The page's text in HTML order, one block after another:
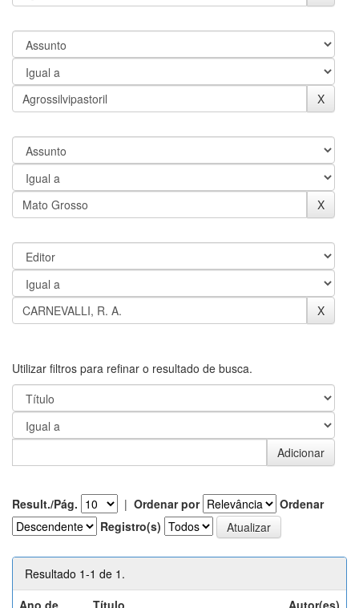
Utilizar filtros para refinar o resultado de busca.
Result./Pág. | Ordenar por
Ordenar
Registro(s)
Resultado 1-1 de 1.
Ano de
Título Autor(es)